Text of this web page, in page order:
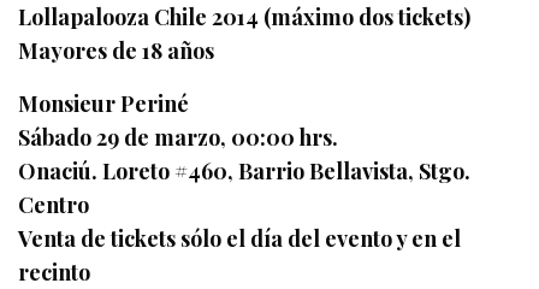
Lollapalooza Chile 2014 (máximo dos tickets)
Mayores de 18 años
Monsieur Periné
Sábado 29 de marzo, 00:00 hrs.
Onaciú. Loreto #460, Barrio Bellavista, Stgo.
Centro
Venta de tickets sólo el día del evento y en el
recinto